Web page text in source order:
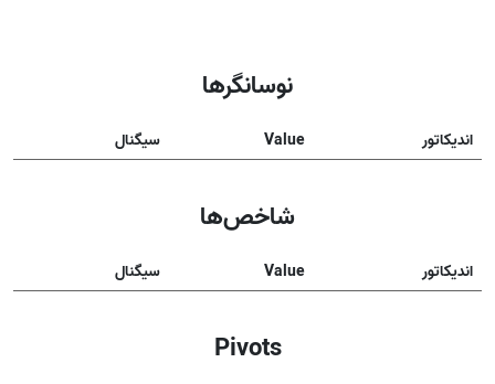
نوسانگرها
اندیکاتور Value سیگنال
شاخص‌ها
اندیکاتور Value سیگنال
Pivots